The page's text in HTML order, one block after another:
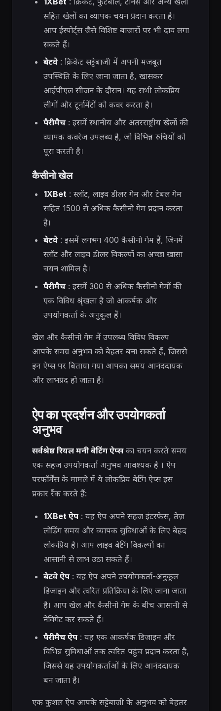
सहित खेलों का व्यापक चयन प्रदान करता है।
आप ईस्पोर्ट्स जैसे विशिष्ट बाजारों पर भी दांव लगा
सकते हैं।
बेटवे: क्रिकेट सट्टेबाजी में अपनी मजबूत
उपस्थिति के लिए जाना जाता है, खासकर
आईपीएल सीजन के दौरान। यह सभी लोकप्रिय
लीगों और टूर्नामेंटों को कवर करता है।
पैरीमैच: इसमें स्थानीय और अंतरराष्ट्रीय खेलों की
व्यापक कवरेज उपलब्ध है, जो विभिन्न रुचियों को
पूरा करती है।
कैसीनो खेल
1XBet : स्लॉट, लाइव डीलर गेम और टेबल गेम
सहित 1500 से अधिक कैसीनो गेम प्रदान करता
है।
बेटवे: इसमें लगभग 400 कैसीनो गेम हैं, जिनमें
स्लॉट और लाइव डीलर विकल्पों का अच्छा खासा
चयन शामिल है।
पैरीमैच: इसमें 300 से अधिक कैसीनो गेमों की
एक विविध श्रृंखला है जो आकर्षक और
उपयोगकर्ता के अनुकूल हैं।
खेल और कैसीनो गेम में उपलब्ध विविध विकल्प
आपके समग्र अनुभव को बेहतर बना सकते हैं, जिससे
इन ऐप्स पर बिताया गया आपका समय आनंददायक
और लाभप्रद हो जाता है।
ऐप का प्रदर्शन और उपयोगकर्ता
अनुभव
सर्वश्रेष्ठ रियल मनी बेटिंग ऐप्सका चयन करते समय
एक सहज उपयोगकर्ता अनुभव आवश्यक है । ऐप
परफॉर्मेंस के मामले में ये लोकप्रिय बेटिंग ऐप्स इस
प्रकार रैंक करते हैं:
1XBet ऐप: यह ऐप अपने सहज इंटरफ़ेस, तेज़
लोडिंग समय और व्यापक सुविधाओं के लिए बेहद
लोकप्रिय है। आप लाइव बेटिंग विकल्पों का
आसानी से लाभ उठा सकते हैं।
बेटवे ऐप: यह ऐप अपने उपयोगकर्ता-अनुकूल
डिज़ाइन और त्वरित प्रतिक्रिया के लिए जाना जाता
है। आप खेल और कैसीनो गेम के बीच आसानी से
नेविगेट कर सकते हैं।
पैरीमैच ऐप: यह एक आकर्षक डिजाइन और
विभिन्न सुविधाओं तक त्वरित पहुंच प्रदान करता है,
जिससे यह उपयोगकर्ताओं के लिए आनंददायक
बन जाता है।
एक कुशल ऐप आपके सट्टेबाजी के अनुभव को बेहतर